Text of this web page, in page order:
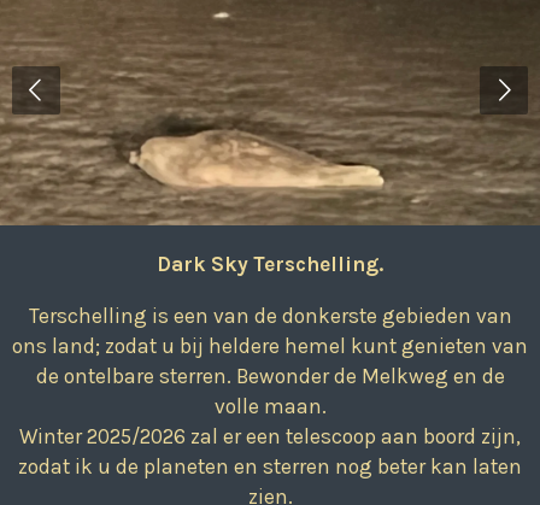
Dark Sky Terschelling.
Terschelling is een van de donkerste gebieden van
ons land; zodat u bij heldere hemel kunt genieten van
de ontelbare sterren. Bewonderde Melkweg en de
volle maan.
Winter 2025/2026 zal er een telescoop aan boord zijn,
zodat ik u de planeten en sterren nog beter kan laten
zien.